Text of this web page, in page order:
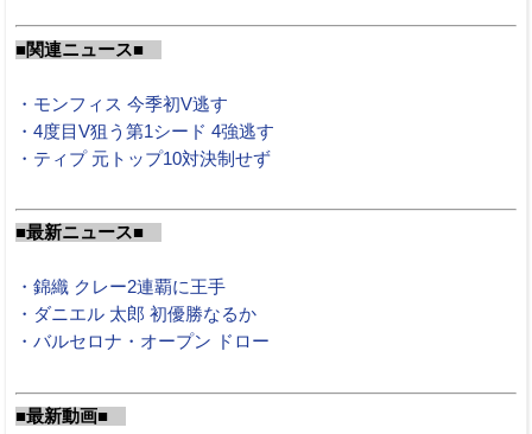
■関連ニュース■
・モンフィス 今季初V逃す
・4度目V狙う第1シード 4強逃す
・ティプ 元トップ10対決制せず
■最新ニュース■
・錦織 クレー2連覇に王手
・ダニエル 太郎 初優勝なるか
・バルセロナ・オープン ドロー
■最新動画■